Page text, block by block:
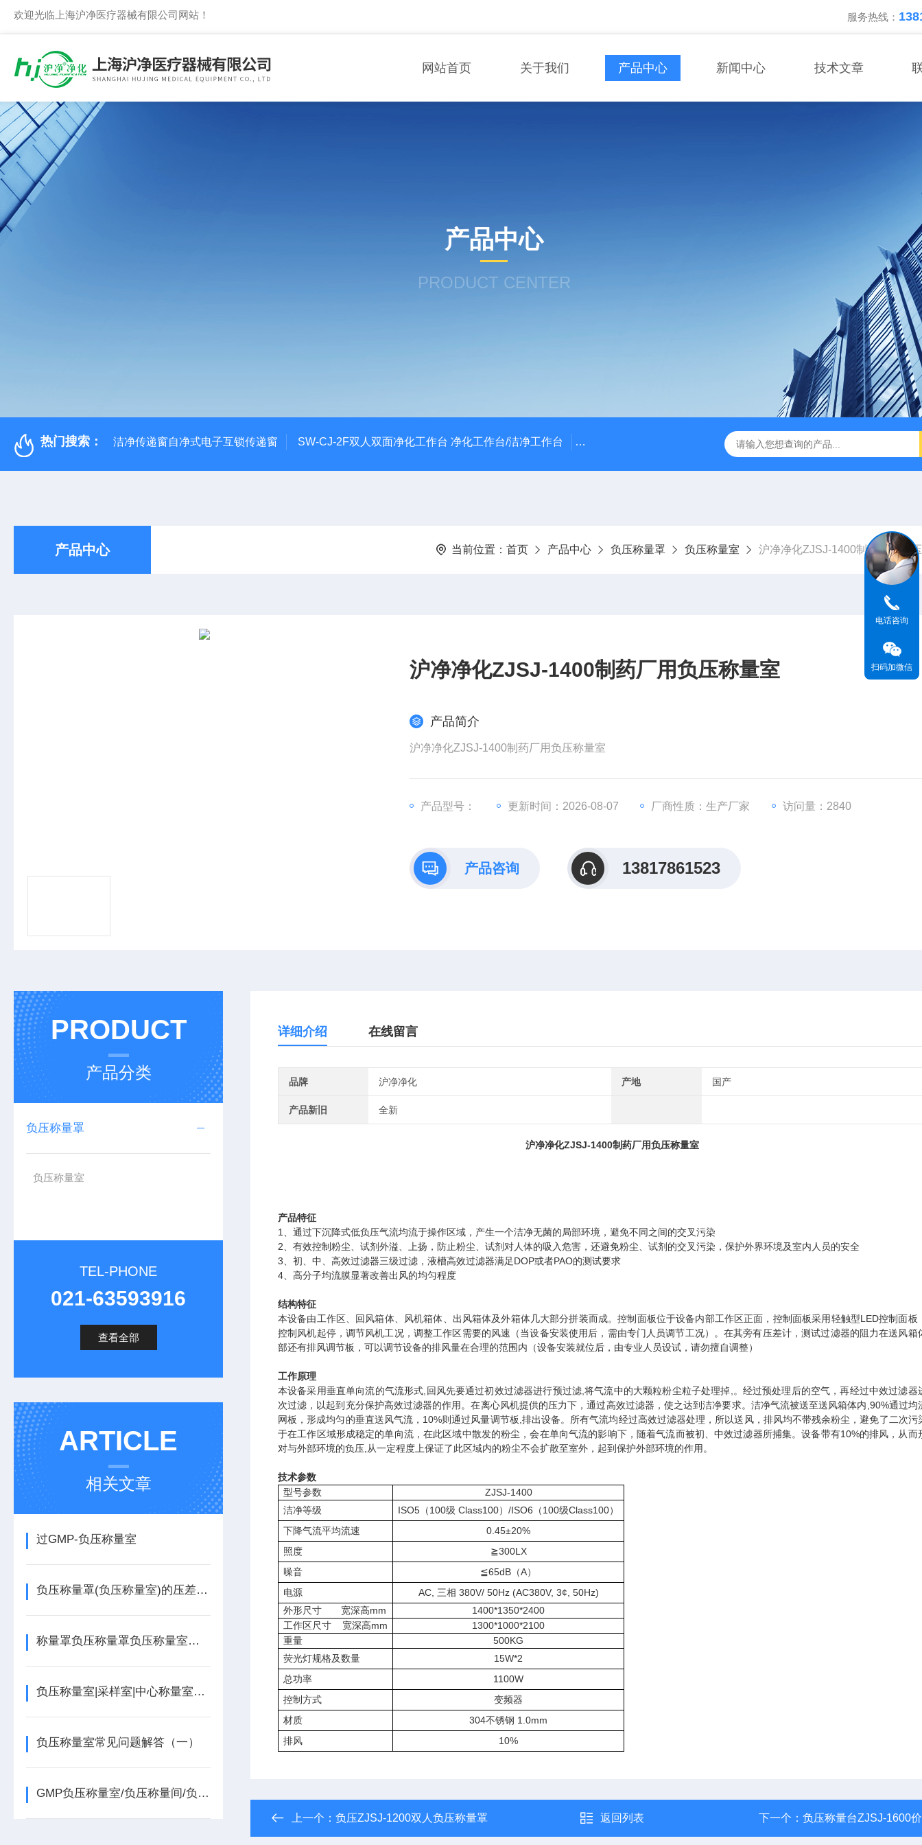
欢迎光临上海沪净医疗器械有限公司网站！ 服务热线：
网站首页 关于我们 产品中心 新闻中心 技术文章
产品中心
PRODUCT CENTER
热门搜索： 洁净传递窗自净式电子互锁传递窗 SW-CJ-2F双人双面净化工作台 净化工作台/洁净工作台 FLY-1型风量仪 BHC-1300IIA/B3生物安全柜哪家好
产品中心 当前位置： 首页 产品中心 负压称量罩 负压称量室 沪净净化ZJSJ-1400制药厂用负
沪净净化ZJSJ-1400制药厂用负压称量室
产品简介
沪净净化ZJSJ-1400制药厂用负压称量室
产品型号： 更新时间：2026-08-07 厂商性质：生产厂家 访问量：2840
产品咨询 13817861523
PRODUCT
产品分类
负压称量罩
负压称量室
TEL-PHONE
021-63593916
查看全部
ARTICLE
相关文章
过GMP-负压称量室
负压称量罩(负压称量室)的压差标准
称量罩负压称量罩负压称量室净化等级
负压称量室|采样室|中心称量室几大部件组成说明参数
负压称量室常见问题解答（一）​
GMP负压称量室/负压称量间/负压称量罩
详细介绍 在线留言
品牌 沪净净化 产地 国产
产品新旧 全新
沪净净化ZJSJ-1400制药厂用负压称量室
产品特征
1、通过下沉降式低负压气流均流于操作区域，产生一个洁净无菌的局部环境，避免不同之间的交叉污染
2、有效控制粉尘、试剂外溢、上扬，防止粉尘、试剂对人体的吸入危害，还避免粉尘、试剂的交叉污染，保护外界环境及室内人员的安全
3、初、中、高效过滤器三级过滤，液槽高效过滤器满足DOP或者PAO的测试要求
4、高分子均流膜显著改善出风的均匀程度
结构特征
本设备由工作区、回风箱体、风机箱体、出风箱体及外箱体几大部分拼装而成。控制面板位于设备内部工作区正面，控制面板采用轻触型LED控制面板
控制风机起停，调节风机工况，调整工作区需要的风速（当设备安装使用后，需由专门人员调节工况）。在其旁有压差计，测试过滤器的阻力在送风箱
部还有排风调节板，可以调节设备的排风量在合理的范围内（设备安装就位后，由专业人员设试，请勿擅自调整）
工作原理
本设备采用垂直单向流的气流形式,回风先要通过初效过滤器进行预过滤,将气流中的大颗粒粉尘粒子处理掉,。经过预处理后的空气，再经过中效过滤器
次过滤，以起到充分保护高效过滤器的作用。在离心风机提供的压力下，通过高效过滤器，使之达到洁净要求。洁净气流被送至送风箱体内,90%通过均
网板，形成均匀的垂直送风气流，10%则通过风量调节板,排出设备。所有气流均经过高效过滤器处理，所以送风，排风均不带残余粉尘，避免了二次污
于在工作区域形成稳定的单向流，在此区域中散发的粉尘，会在单向气流的影响下，随着气流而被初、中效过滤器所捕集。设备带有10%的排风，从而
对与外部环境的负压,从一定程度上保证了此区域内的粉尘不会扩散至室外，起到保护外部环境的作用。
技术参数
型号参数
ZJSJ-1400
洁净等级
ISO5（100级 Class100）/ISO6（100级Class100）
下降气流平均流速
0.45±20%
照度
≧300LX
噪音
≦65dB（A）
电源
AC, 三相 380V/ 50Hz (AC380V, 3¢, 50Hz)
外形尺寸 宽深高mm
1400*1350*2400
工作区尺寸 宽深高mm
1300*1000*2100
重量
500KG
荧光灯规格及数量
15W*2
总功率
1100W
控制方式
变频器
材质
304不锈钢 1.0mm
排风
10%
上一个： 负压ZJSJ-1200双人负压称量罩 返回列表 下一个： 负压称量台ZJSJ-1600
电话咨询
扫码加微信